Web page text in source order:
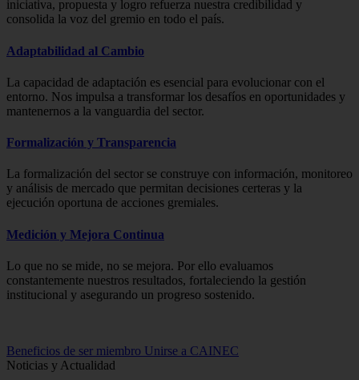
iniciativa, propuesta y logro refuerza nuestra credibilidad y
consolida la voz del gremio en todo el país.
Adaptabilidad al Cambio
La capacidad de adaptación es esencial para evolucionar con el
entorno. Nos impulsa a transformar los desafíos en oportunidades y
mantenernos a la vanguardia del sector.
Formalización y Transparencia
La formalización del sector se construye con información, monitoreo
y análisis de mercado que permitan decisiones certeras y la
ejecución oportuna de acciones gremiales.
Medición y Mejora Continua
Lo que no se mide, no se mejora. Por ello evaluamos
constantemente nuestros resultados, fortaleciendo la gestión
institucional y asegurando un progreso sostenido.
Beneficios de ser miembro Unirse a CAINEC
Noticias y Actualidad